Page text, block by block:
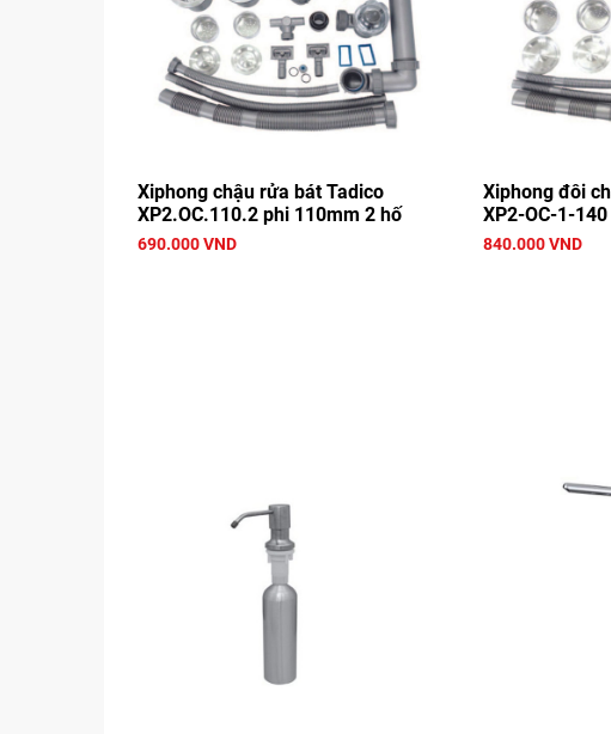
Xiphong chậu rửa bát Tadico
XP2.OC.110.2 phi 110mm 2 hố
690.000 VND
Xiphong đôi
XP2-OC-1-
840.000 VND